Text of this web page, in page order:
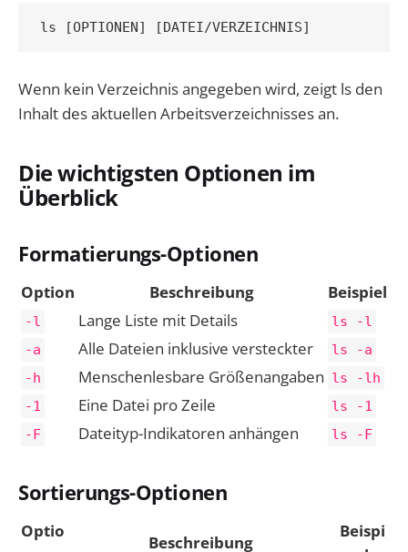
Wenn kein Verzeichnis angegeben wird, zeigt ls den
Inhalt des aktuellen Arbeitsverzeichnisses an.
Die wichtigsten Optionen im
Überblick
Formatierungs-Optionen
Option Beschreibung Beispiel
-l Lange Liste mit Details
ls -l
-a
Alle Dateien inklusive versteckter
ls -a
-h
Menschenlesbare Größenangaben ls -lh
-1
Eine Datei pro Zeile
ls -1
-F
Dateityp-Indikatoren anhängen ls -F
Sortierungs-Optionen
Optio
Beschreibung
Beispi